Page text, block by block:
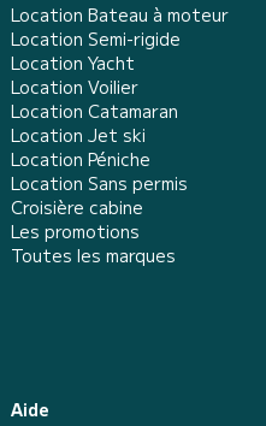
Location Bateau à moteur
Location Semi-rigide
Location Yacht
Location Voilier
Location Catamaran
Location Jet ski
Location Péniche
Location Sans permis
Croisière cabine
Les promotions
Toutes les marques
Aide